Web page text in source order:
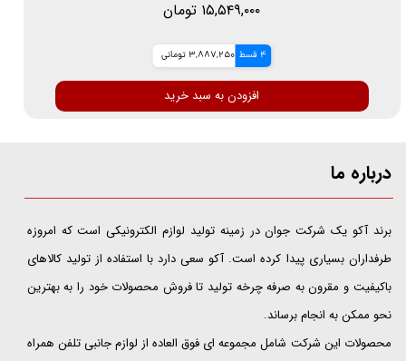
۱۵,۵۴۹,۰۰۰ تومان
4 قسط 3,887,250 تومانی
افزودن به سبد خرید
درباره ما
​​​​​​​برند آکو یک شرکت جوان در زمینه تولید لوازم الکترونیکی است که امروزه
طرفداران بسیاری پیدا کرده است. آکو سعی دارد با استفاده از تولید کالاهای
باکیفیت و مقرون به صرفه چرخه تولید تا فروش محصولات خود را به بهترین
نحو ممکن به انجام برساند.
محصولات این شرکت شامل مجموعه ای فوق العاده از لوازم جانبی تلفن همراه